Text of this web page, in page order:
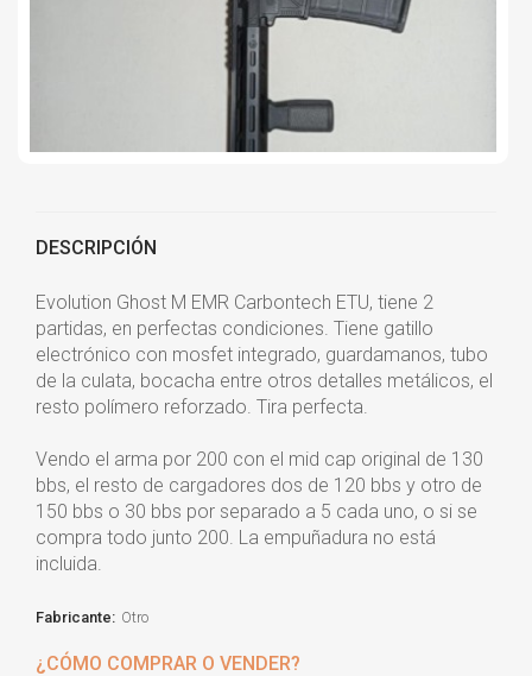
DESCRIPCIÓN
Evolution Ghost M EMR Carbontech ETU, tiene 2
partidas, en perfectas condiciones. Tiene gatillo
electrónico con mosfet integrado, guardamanos, tubo
de la culata, bocacha entre otros detalles metálicos, el
resto polímero reforzado. Tira perfecta.
Vendo el arma por 200 con el mid cap original de 130
bbs, el resto de cargadores dos de 120 bbs y otro de
150 bbs o 30 bbs por separado a 5 cada uno, o si se
compra todo junto 200. La empuñadura no está
incluida.
Fabricante: Otro
¿CÓMO COMPRAR O VENDER?